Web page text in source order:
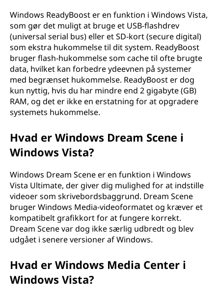
Windows ReadyBoost er en funktion i Windows Vista,
som gør det muligt at bruge et USB-flashdrev
(universal serial bus) eller et SD-kort (secure digital)
som ekstra hukommelse til dit system. ReadyBoost
bruger flash-hukommelse som cache til ofte brugte
data, hvilket kan forbedre ydeevnen på systemer
med begrænset hukommelse. ReadyBoost er dog
kun nyttig, hvis du har mindre end 2 gigabyte (GB)
RAM, og det er ikke en erstatning for at opgradere
systemets hukommelse.
Hvad er Windows Dream Scene i
Windows Vista?
Windows Dream Scene er en funktion i Windows
Vista Ultimate, der giver dig mulighed for at indstille
videoer som skrivebordsbaggrund. Dream Scene
bruger Windows Media-videoformatet og kræver et
kompatibelt grafikkort for at fungere korrekt.
Dream Scene var dog ikke særlig udbredt og blev
udgået i senere versioner af Windows.
Hvad er Windows Media Center i
Windows Vista?